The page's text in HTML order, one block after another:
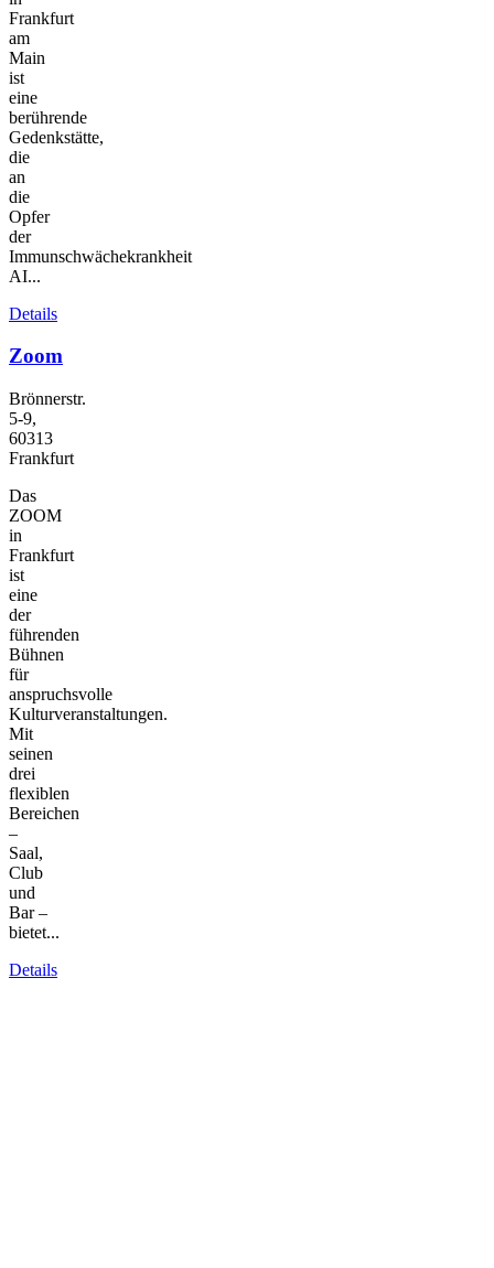
Frankfurt
am
Main
ist
eine
berührende
Gedenkstätte,
die
an
die
Opfer
der
Immunschwächekrankheit
AI...
Details
Zoom
Brönnerstr.
5-9,
60313
Frankfurt
Das
ZOOM
in
Frankfurt
ist
eine
der
führenden
Bühnen
für
anspruchsvolle
Kulturveranstaltungen.
Mit
seinen
drei
flexiblen
Bereichen
–
Saal,
Club
und
Bar –
bietet...
Details